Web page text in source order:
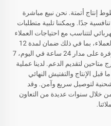
إنتاج أتمتة. نحن نبيع مباشرة
جدًا. ويمكننا تلبية متطلبات
لتتناسب مع احتياجات العملاء
الخاصة. لدينا دعم فني عالمي لجميع العملاء، بما في ذلك ضمان لمدة 12
شهرًا، وخدمة عملاء عبر الإنترنت متوفرة على مدار 24 ساعة في اليوم، 7
لتقديم الدعم. لدينا عملية
الإنتاج والتفتيش النهائي
لتوصيل سريع وآمن. وقد
من خلال سنوات عديدة من التعاون